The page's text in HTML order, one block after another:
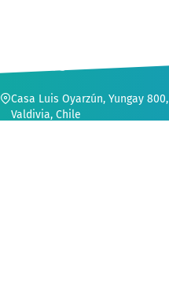
CONTACTO
Casa Luis Oyarzún, Yungay 800,
Valdivia, Chile